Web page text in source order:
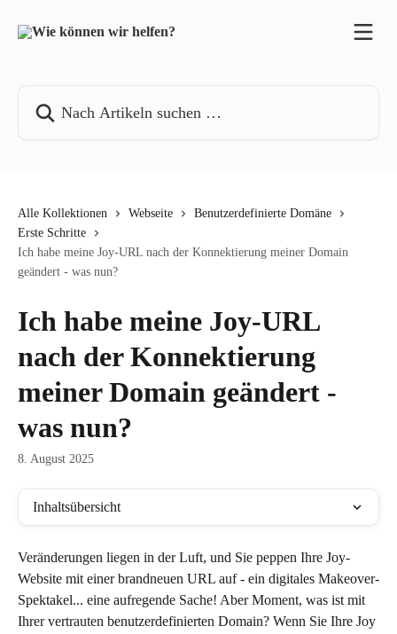
Alle Kollektionen Webseite
Benutzerdefinierte Domäne
Erste Schritte
Ich habe meine Joy-URL nach der Konnektierung meiner Domain
geändert - was nun?
Ich habe meine Joy-URL
nach der Konnektierung
meiner Domain geändert -
was nun?
8. August 2025
Inhaltsübersicht
Veränderungen liegen in der Luft, und Sie peppen Ihre Joy-
Website mit einer brandneuen URL auf - ein digitales Makeover-
Spektakel... eine aufregende Sache! Aber Moment, was ist mit
Ihrer vertrauten benutzerdefinierten Domain? Wenn Sie Ihre Joy